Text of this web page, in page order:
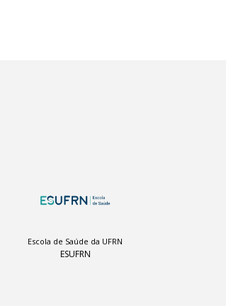
Escola de Saúde da UFRN
ESUFRN